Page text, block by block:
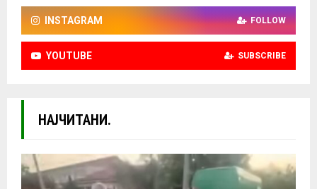
INSTAGRAM FOLLOW
YOUTUBE SUBSCRIBE
НАЈЧИТАНИ.